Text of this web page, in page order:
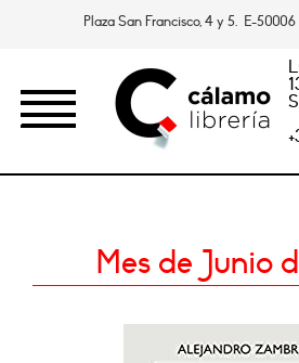
Plaza San Francisco, 4 y 5. E-
Mes de Junio